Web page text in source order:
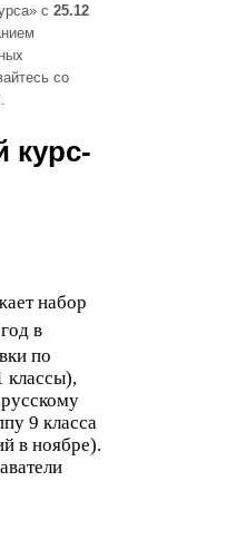
с 25.12
со
курс-​
набор
в
по
классы),
9 класса
в ноябре).